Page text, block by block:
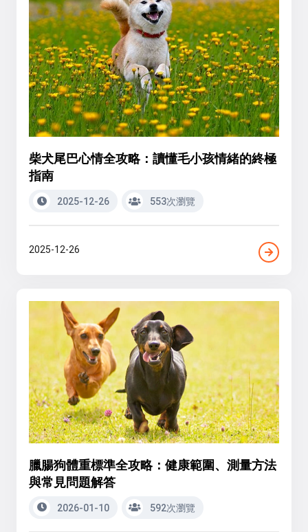
柴犬尾巴心情全攻略：讀懂毛小孩情緒的終極
指南
2025-12-26 553次瀏覽
2025-12-26
臘腸狗體重標準全攻略：健康範圍、測量方法
與常見問題解答
2026-01-10 592次瀏覽